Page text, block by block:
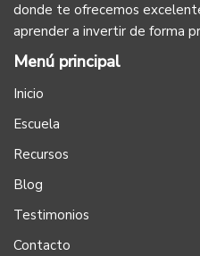
donde te ofrecemos
aprender a invertir de forma
Menú principal
Inicio
Escuela
Recursos
Blog
Testimonios
Contacto